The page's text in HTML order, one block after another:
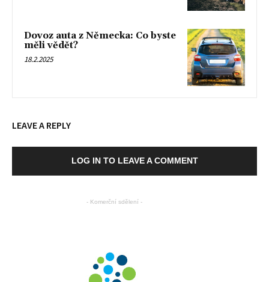
Dovoz auta z Německa: Co byste
měli vědět?
18.2.2025
LEAVE A REPLY
LOG IN TO LEAVE A COMMENT
- Komerční sdělení -